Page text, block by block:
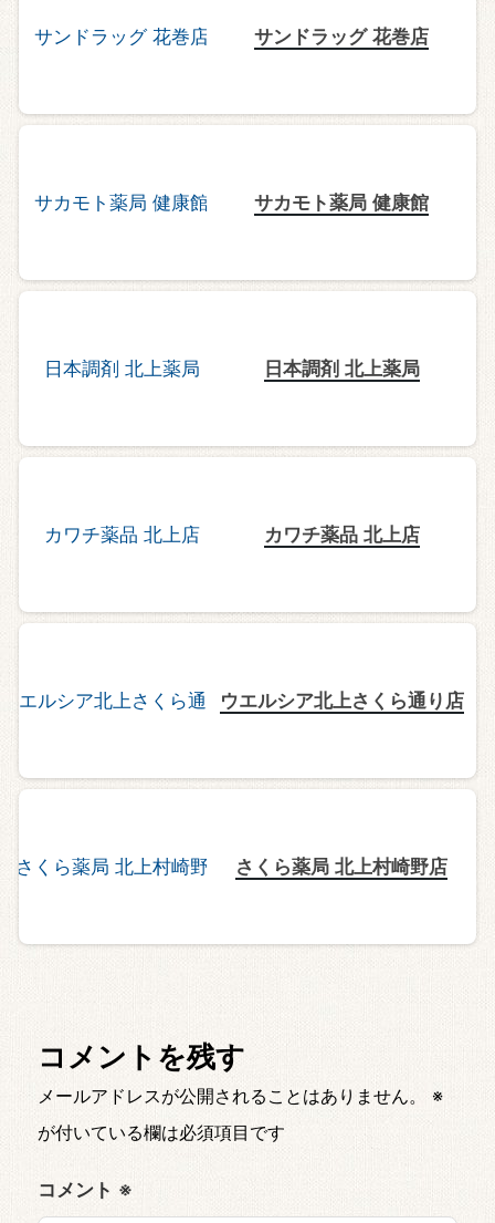
サンドラッグ 花巻店
サカモト薬局 健康館
日本調剤 北上薬局
カワチ薬品 北上店
ウエルシア北上さくら通り店
さくら薬局 北上村崎野店
コメントを残す
メールアドレスが公開されることはありません。
※
が付いている欄は必須項目です
コメント ※